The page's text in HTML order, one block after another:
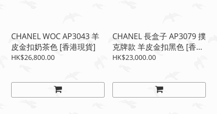
CHANEL WOC AP3043 羊
皮金扣奶茶色 [香港現貨]
HK$26,800.00
CHANEL 長盒子 AP3079 撲
克牌款 羊皮金扣黑色 [香港
現貨]
HK$23,000.00